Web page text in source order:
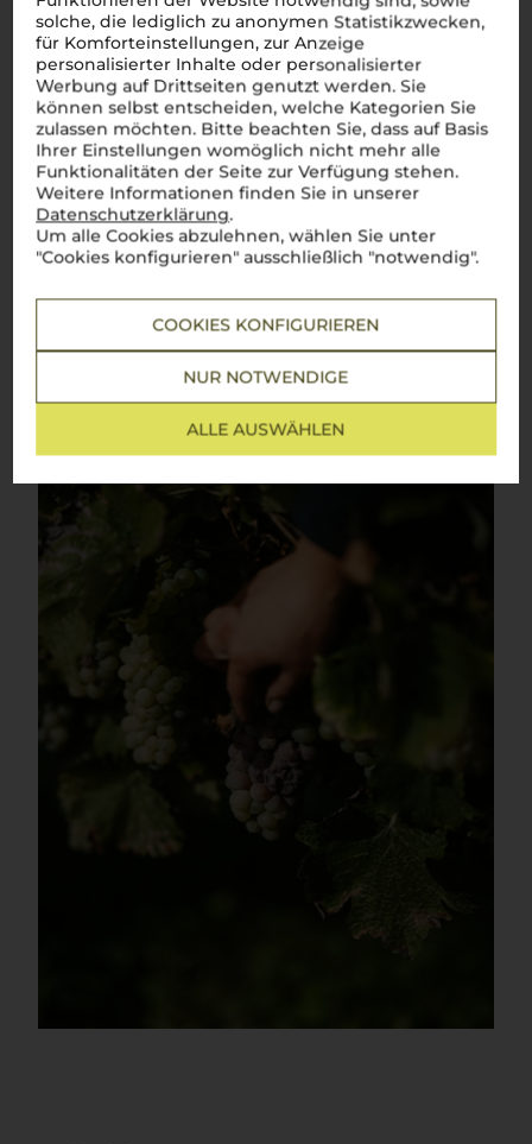
solche, die lediglich zu anonymen Statistikzwecken,
für Komforteinstellungen, zur Anzeige
personalisierter Inhalte oder personalisierter
Werbung auf Drittseiten genutzt werden. Sie
können selbst entscheiden, welche Kategorien Sie
zulassen möchten. Bitte beachten Sie, dass auf Basis
Ihrer Einstellungen womöglich nicht mehr alle
Funktionalitäten der Seite zur Verfügung stehen.
Weitere Informationen finden Sie in unserer
Datenschutzerklärung.
Um alle Cookies abzulehnen, wählen Sie unter
"Cookies konfigurieren" ausschließlich "notwendig".
COOKIES KONFIGURIEREN
NUR NOTWENDIGE
ALLE AUSWÄHLEN
Gewürztraminer
Intensiv, exotisch, unwiderstehlich – ein Hauch von Südtirol in
jedem Schluck
Wenn es einenvino biancogibt, der die Sinne verführt, dann
ist es derGewürztraminer. Diese edle Rebsorte hat in den
sonnenverwöhnten Weinbergen Südtirols ihre perfekte
Heimat gefunden. Hier, in der einzigartigen Natur und unter
dem Einfluss des alpinen Klimas, entfaltet der
Gewürztraminerein Bouquet, das seinesgleichen sucht.
Intensive Noten von Litschi, zarte Rosenblätter und ein Hauch
exotischer Früchte verleihen ihm eine unverwechselbare
Eleganz. Ob zu kräftigem Gorgonzola, würziger
Salsicciaoder
Mahlzeit zu einemculinarioErlebnis, das lange in Erinnerung
bleibt. Einbicchiere di Gewürztraminerund schon fühlt man
sich mitten in Südtirol – wo die Sonne strahlt, die Berge
majestätisch sind und der Genuss nie zu kurz kommt.
Mehr Weine der Rebsorte Gewürztraminer